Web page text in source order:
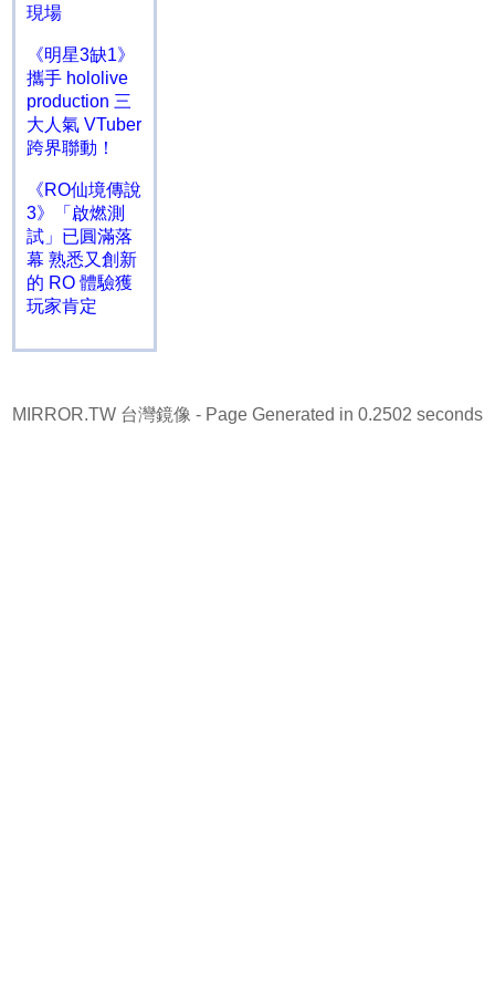
現場
《明星3缺1》
攜手 hololive
production 三
大人氣 VTuber
跨界聯動！
《RO仙境傳說
3》「啟燃測
試」已圓滿落
幕 熟悉又創新
的 RO 體驗獲
玩家肯定
MIRROR.TW 台灣鏡像 - Page Generated in 0.2502 seconds